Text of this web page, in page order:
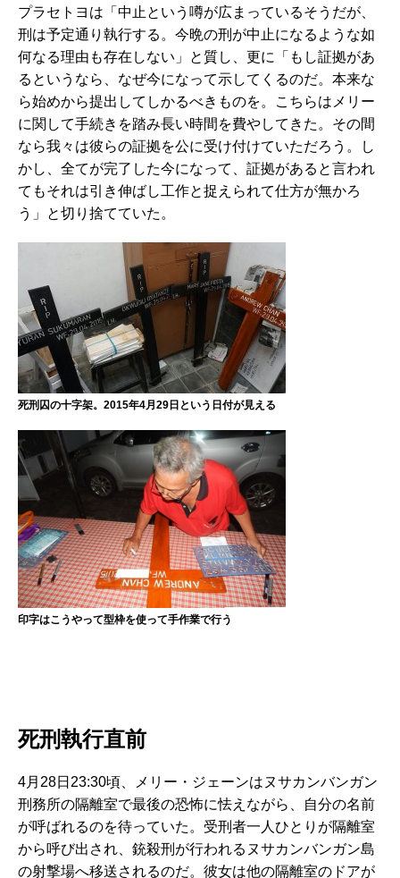
プラセトヨは「中止という噂が広まっているそうだが、
刑は予定通り執行する。今晩の刑が中止になるような如
何なる理由も存在しない」と質し、更に「もし証拠があ
るというなら、なぜ今になって示してくるのだ。本来な
ら始めから提出してしかるべきものを。こちらはメリー
に関して手続きを踏み長い時間を費やしてきた。その間
なら我々は彼らの証拠を公に受け付けていただろう。し
かし、全てが完了した今になって、証拠があると言われ
てもそれは引き伸ばし工作と捉えられて仕方が無かろ
う」と切り捨てていた。
死刑囚の十字架。2015年4月29日という日付が見える
印字はこうやって型枠を使って手作業で行う
死刑執行直前
4月28日23:30頃、メリー・ジェーンはヌサカンバンガン
刑務所の隔離室で最後の恐怖に怯えながら、自分の名前
が呼ばれるのを待っていた。受刑者一人ひとりが隔離室
から呼び出され、銃殺刑が行われるヌサカンバンガン島
の射撃場へ移送されるのだ。彼女は他の隔離室のドアが